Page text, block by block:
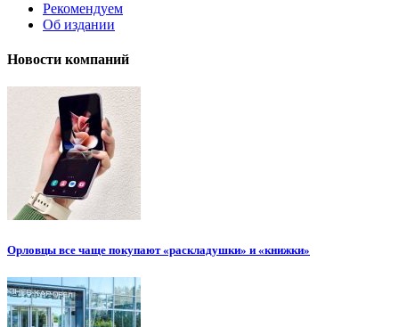
Рекомендуем
Об издании
Новости компаний
Орловцы все чаще покупают «раскладушки» и «книжки»